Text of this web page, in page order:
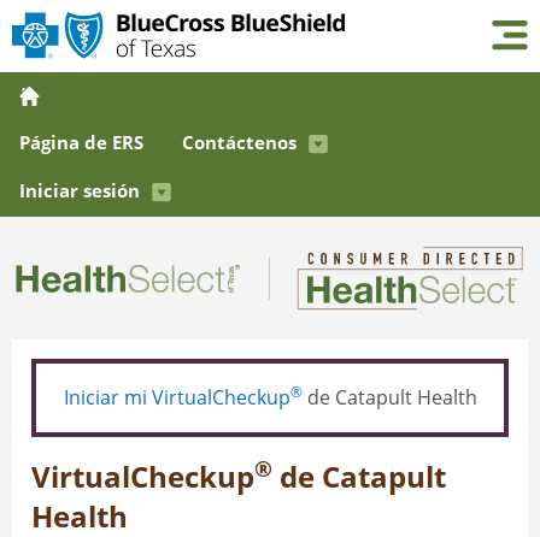
Página de ERS
Contáctenos
Iniciar sesión
Iniciar mi VirtualCheckup®de Catapult Health
VirtualCheckup® de Catapult
Health